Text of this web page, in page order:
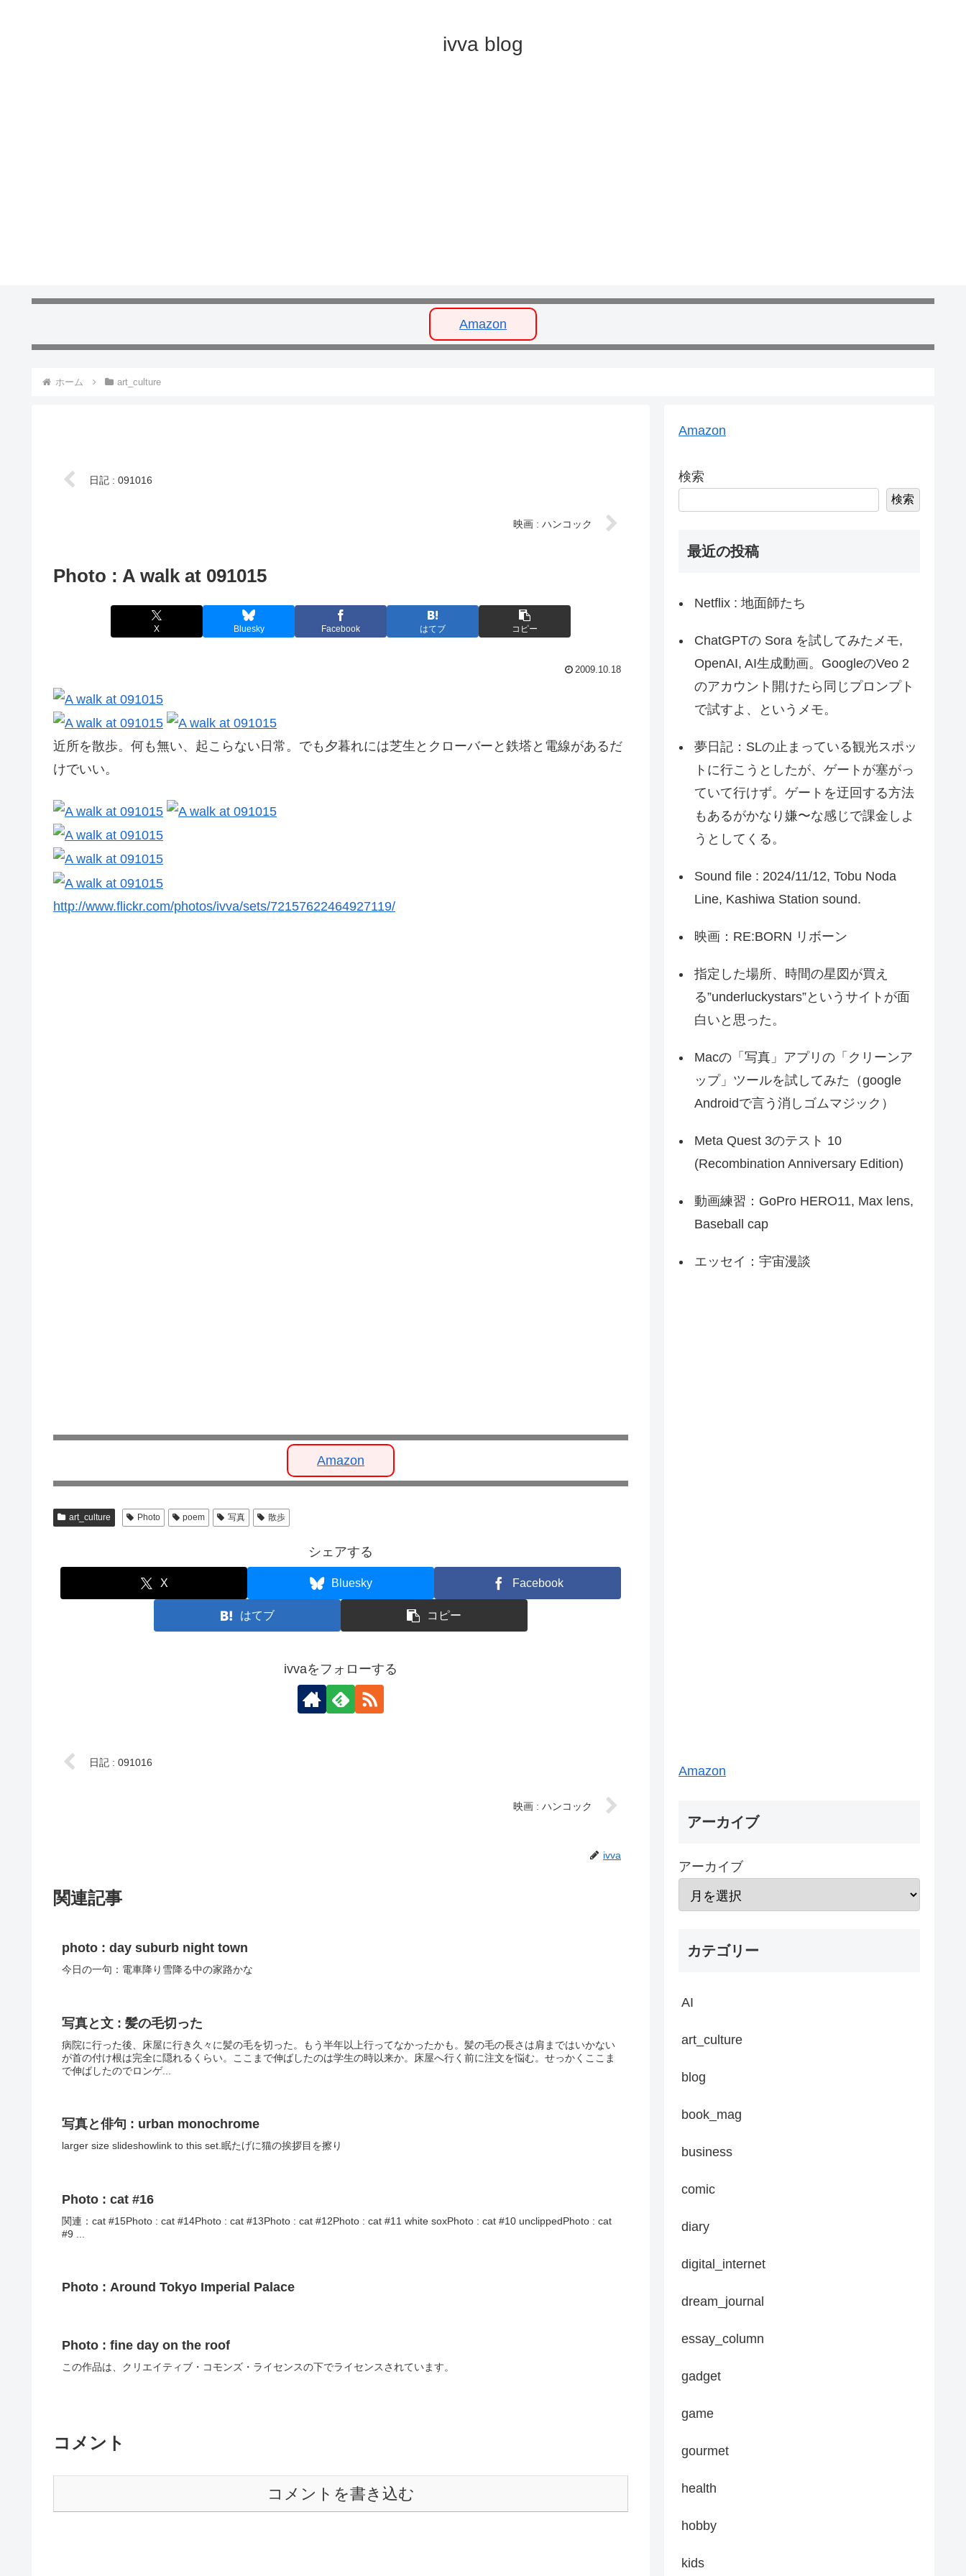
ivva blog
Amazon
ホーム art_culture
日記 : 091016
映画 : ハンコック
Photo : A walk at 091015
X Bluesky Facebook はてブ コピー
2009.10.18
近所を散歩。何も無い、起こらない日常。でも夕暮れには芝生とクローバーと鉄塔と電線があるだ
けでいい。
http://www.flickr.com/photos/ivva/sets/72157622464927119/
Amazon
art_culture Photo poem 写真 散歩
シェアする
X Bluesky Facebook
はてブ コピー
ivvaをフォローする
日記 : 091016
映画 : ハンコック
ivva
関連記事
photo : day suburb night town
今日の一句：電車降り雪降る中の家路かな
写真と文 : 髪の毛切った
病院に行った後、床屋に行き久々に髪の毛を切った。もう半年以上行ってなかったかも。髪の毛の長さは肩まではいかない
が首の付け根は完全に隠れるくらい。ここまで伸ばしたのは学生の時以来か。床屋へ行く前に注文を悩む。せっかくここま
で伸ばしたのでロンゲ...
写真と俳句 : urban monochrome
larger size slideshowlink to this set.眠たげに猫の挨拶目を擦り
Photo : cat #16
関連：cat #15Photo : cat #14Photo : cat #13Photo : cat #12Photo : cat #11 white soxPhoto : cat #10 unclippedPhoto : cat
#9 ...
Photo : Around Tokyo Imperial Palace
Photo : fine day on the roof
この作品は、クリエイティブ・コモンズ・ライセンスの下でライセンスされています。
コメント
コメントを書き込む
Amazon
検索
検索
最近の投稿
Netflix : 地面師たち
ChatGPTの Sora を試してみたメモ,
OpenAI, AI生成動画。GoogleのVeo 2
のアカウント開けたら同じプロンプト
で試すよ、というメモ。
夢日記：SLの止まっている観光スポッ
トに行こうとしたが、ゲートが塞がっ
ていて行けず。ゲートを迂回する方法
もあるがかなり嫌〜な感じで課金しよ
うとしてくる。
Sound file : 2024/11/12, Tobu Noda
Line, Kashiwa Station sound.
映画：RE:BORN リボーン
指定した場所、時間の星図が買え
る”underluckystars”というサイトが面
白いと思った。
Macの「写真」アプリの「クリーンア
ップ」ツールを試してみた（google
Androidで言う消しゴムマジック）
Meta Quest 3のテスト 10
(Recombination Anniversary Edition)
動画練習：GoPro HERO11, Max lens,
Baseball cap
エッセイ：宇宙漫談
Amazon
アーカイブ
アーカイブ
カテゴリー
AI
art_culture
blog
book_mag
business
comic
diary
digital_internet
dream_journal
essay_column
gadget
game
gourmet
health
hobby
kids